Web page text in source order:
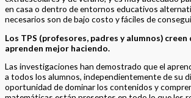
en casa o dentro de entornos educativos
necesarios son de bajo costo y fáciles de
Los TPS (profesores, padres y alumnos) creen
aprenden mejor haciendo.
Las investigaciones han demostrado que el
a todos los alumnos, independientemente de su
oportunidad de dominar los contenidos y